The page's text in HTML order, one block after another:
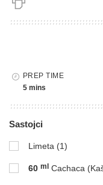
PREP TIME
5 mins
Sastojci
Limeta (1)
60 ml Cachaca